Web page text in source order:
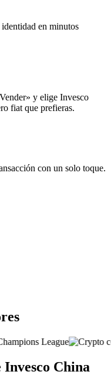
en minutos
y elige Invesco
fiat que prefieras.
con un solo toque.
Invesco China